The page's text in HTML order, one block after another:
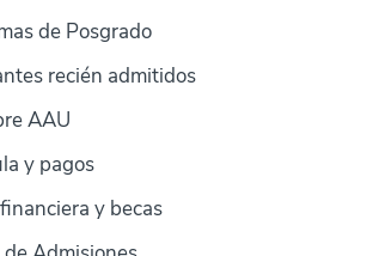
de Posgrado
recién admitidos
AAU
y pagos
y becas